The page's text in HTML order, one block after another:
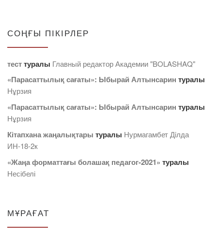
СОҢҒЫ ПІКІРЛЕР
тесттуралы Главный редактор Академии "BOLASHAQ"
«Парасаттылық сағаты»: Ыбырай Алтынсарин туралы
Нұрзия
«Парасаттылық сағаты»: Ыбырай Алтынсарин туралы
Нұрзия
Кітапхана жаңалықтары туралы Нурмагамбет Дiлда
ИН-18-2к
«Жаңа форматтағы болашақ педагог-2021» туралы
Несібелі
МҰРАҒАТ